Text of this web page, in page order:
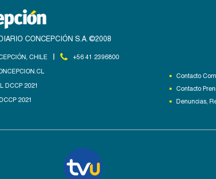
CONCEPCIÓN S.A. ©2008
CHILE
+56 41 2396800
DCCP 2021
2021
Contacto
Contacto
Denuncias,